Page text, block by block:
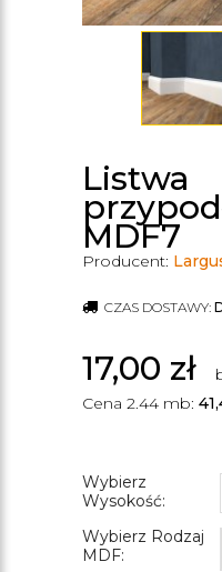
Listwa
MDF7
Producent:
CZAS DOSTAWY:
17,00 zł
Cena 2.44 mb:
Wybierz
Wysokość:
Wybierz Rodzaj
MDF: